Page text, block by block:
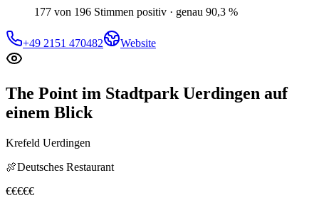
177 von 196 Stimmen positiv · genau 90,3 %
+49 2151 470482 Website
The Point im Stadtpark Uerdingen auf
einem Blick
Krefeld Uerdingen
🍖Deutsches Restaurant
€€€€€